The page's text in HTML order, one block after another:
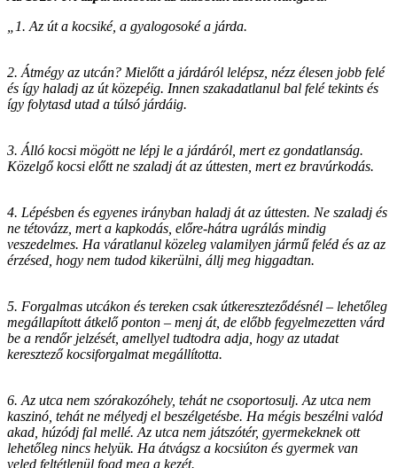
„1. Az út a kocsiké, a gyalogosoké a járda.
2. Átmégy az utcán? Mielőtt a járdáról lelépsz, nézz élesen jobb felé
és így haladj az út közepéig. Innen szakadatlanul bal felé tekints és
így folytasd utad a túlsó járdáig.
3. Álló kocsi mögött ne lépj le a járdáról, mert ez gondatlanság.
Közelgő kocsi előtt ne szaladj át az úttesten, mert ez bravúrkodás.
4. Lépésben és egyenes irányban haladj át az úttesten. Ne szaladj és
ne tétovázz, mert a kapkodás, előre-hátra ugrálás mindig
veszedelmes. Ha váratlanul közeleg valamilyen jármű feléd és az az
érzésed, hogy nem tudod kikerülni, állj meg higgadtan.
5. Forgalmas utcákon és tereken csak útkereszteződésnél – lehetőleg
megállapított átkelő ponton – menj át, de előbb fegyelmezetten várd
be a rendőr jelzését, amellyel tudtodra adja, hogy az utadat
keresztező kocsiforgalmat megállította.
6. Az utca nem szórakozóhely, tehát ne csoportosulj. Az utca nem
kaszinó, tehát ne mélyedj el beszélgetésbe. Ha mégis beszélni valód
akad, húzódj fal mellé. Az utca nem játszótér, gyermekeknek ott
lehetőleg nincs helyük. Ha átvágsz a kocsiúton és gyermek van
veled feltétlenül fogd meg a kezét.